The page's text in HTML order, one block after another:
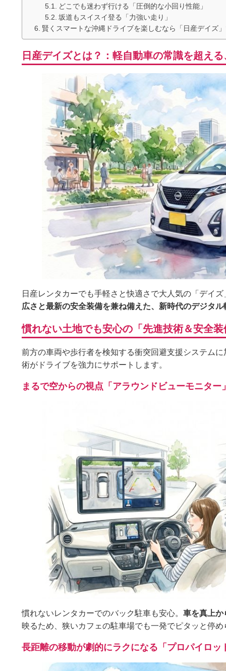
どこでも迷わず行ける「圧倒的な小回り性能」
坂道もスイスイ登る「力強い走り」
賢くスマートな沖縄ドライブを楽しむなら「日産デイズ
日産デイズとは？：軽自動車の常識を超え
日産レンタカーでも手軽さと快適さで大人気の「デイ
広さと最新の安全装備を兼ね備えた、新時代のデジタル
慣れない土地でも安心の「先進技術＆安全装
前方の車両や歩行者を検知する衝突回避支援システム
術がドライブを強力にサポートします。
まるで空からの視点「アラウンドビューモニター
慣れないレンタカーでのバック駐車も安心。 車を真上か
映るため、狭いカフェの駐車場でも一発でピタッと停め
長距離の移動が劇的にラクになる「プロパイロッ